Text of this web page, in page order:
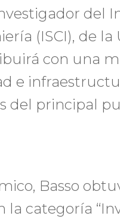
del
(ISCI), de la
con una
e
del principal
Basso
la categoría